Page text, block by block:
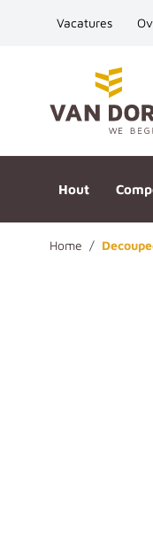
Vacatures
Hout
Home /